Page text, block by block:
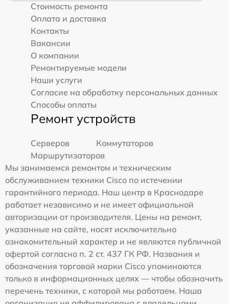
Стоимость ремонта
Оплата и доставка
Контакты
Вакансии
О компании
Ремонтируемые модели
Наши услуги
Согласие на обработку персональных данных
Способы оплаты
Ремонт устройств
Серверов
Коммутаторов
Маршрутизаторов
Мы занимаемся ремонтом и техническим
обслуживанием техники Cisco по истечении
гарантийного периода. Наш центр в Краснодаре
работает независимо и не имеет официальной
авторизации от производителя. Цены на ремонт,
указанные на сайте, носят исключительно
ознакомительный характер и не являются публичной
офертой согласно п. 2 ст. 437 ГК РФ. Названия и
обозначения торговой марки Cisco упоминаются
только в информационных целях — чтобы обозначить
перечень техники, с которой мы работаем. Наша